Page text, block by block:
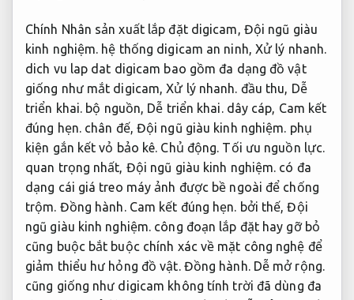
Chính Nhân sản xuất lắp đặt digicam, Đội ngũ giàu
kinh nghiệm. hệ thống digicam an ninh, Xử lý nhanh.
dich vu lap dat digicam bao gồm đa dạng đồ vật
giống như mắt digicam,Xử lý nhanh. đầu thu, Dễ
triển khai. bộ nguồn, Dễ triển khai.dây cáp, Cam kết
đúng hẹn.chân đế, Đội ngũ giàu kinh nghiệm. phụ
kiện gắn kết vỏ bảo kê. Chủ động. Tối ưu nguồn lực.
quan trọng nhất, Đội ngũ giàu kinh nghiệm. có đa
dạng cái giá treo máy ảnh được bề ngoài để chống
trộm. Đồng hành. Cam kết đúng hẹn. bởi thế,Đội
ngũ giàu kinh nghiệm. công đoạn lắp đặt hay gỡ bỏ
cũng buộc bắt buộc chính xác về mặt công nghệ để
giảm thiểu hư hỏng đồ vật. Đồng hành. Dễ mở rộng.
cũng giống như digicam không tính trời đã dùng đa